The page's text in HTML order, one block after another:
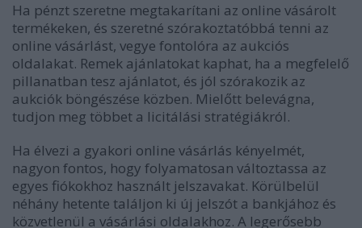
Ha pénzt szeretne megtakarítani az online vásárolt
termékeken, és szeretné szórakoztatóbbá tenni az
online vásárlást, vegye fontolóra az aukciós
oldalakat. Remek ajánlatokat kaphat, ha a megfelelő
pillanatban tesz ajánlatot, és jól szórakozik az
aukciók böngészése közben. Mielőtt belevágna,
tudjon meg többet a licitálási stratégiákról.
Ha élvezi a gyakori online vásárlás kényelmét,
nagyon fontos, hogy folyamatosan változtassa az
egyes fiókokhoz használt jelszavakat. Körülbelül
néhány hetente találjon ki új jelszót a bankjához és
közvetlenül a vásárlási oldalakhoz. A legerősebb